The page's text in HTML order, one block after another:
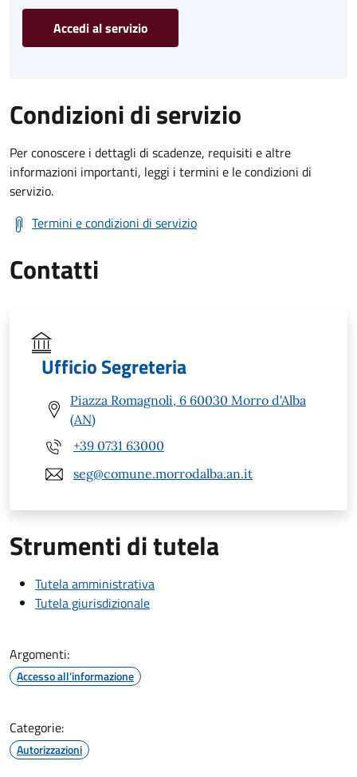
Accedi al servizio
Condizioni di servizio
Per conoscere i dettagli di scadenze, requisiti e altre
informazioni importanti, leggi i termini e le condizioni di
servizio.
Termini e condizioni di servizio
Contatti
Ufficio Segreteria
Piazza Romagnoli, 6 60030 Morro d'Alba
(AN)
+39 0731 63000
seg@comune.morrodalba.an.it
Strumenti di tutela
Tutela amministrativa
Tutela giurisdizionale
Argomenti:
Accesso all'informazione
Categorie:
Autorizzazioni